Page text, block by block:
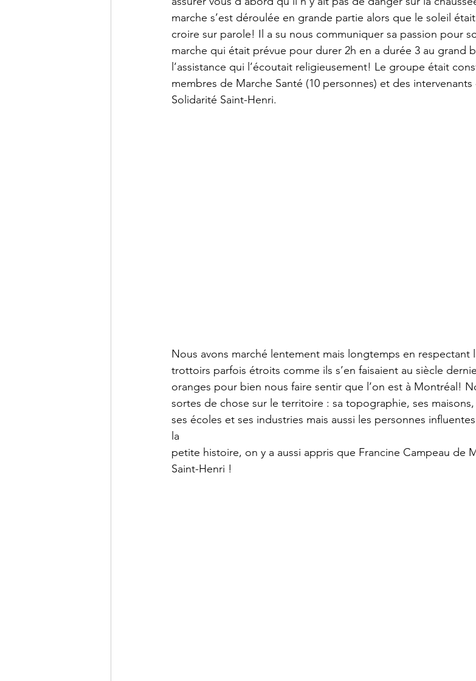
marche s’est déroulée en grande partie alors que le soleil
croire sur parole! Il a su nous communiquer sa passion pour
marche qui était prévue pour durer 2h en a durée 3 au grand
l’assistance qui l’écoutait religieusement! Le groupe était
membres de Marche Santé (10 personnes) et des
Solidarité Saint-Henri.
Nous avons marché lentement mais longtemps en respectant
trottoirs parfois étroits comme ils s’en faisaient au siècle
oranges pour bien nous faire sentir que l’on est à Montréal!
sortes de chose sur le territoire : sa topographie, ses
ses écoles et ses industries mais aussi les personnes
la
petite histoire, on y a aussi appris que Francine Campeau de
Saint-Henri !